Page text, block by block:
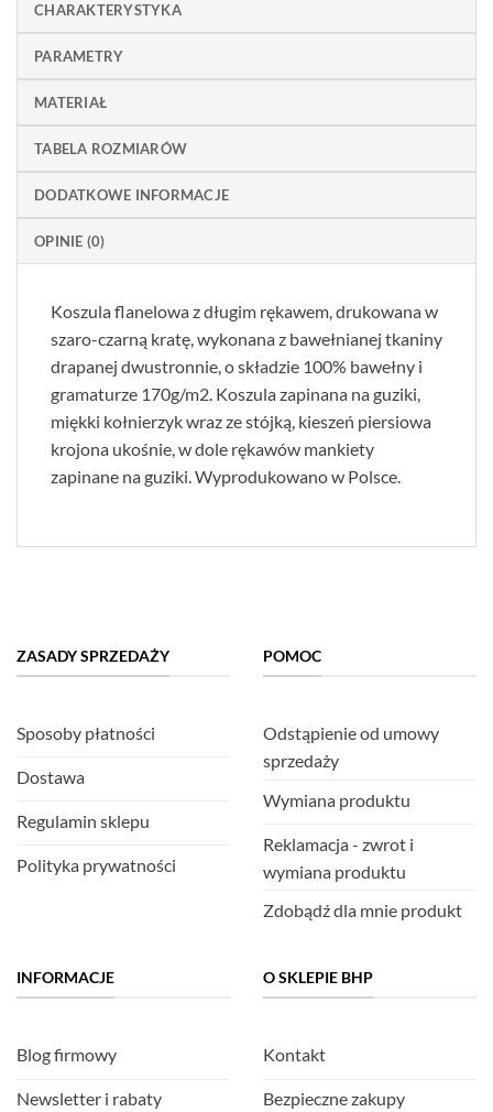
CHARAKTERYSTYKA
PARAMETRY
MATERIAŁ
TABELA ROZMIARÓW
DODATKOWE INFORMACJE
OPINIE (0)
Koszula flanelowa z długim rękawem, drukowana w
szaro-czarną kratę, wykonana z bawełnianej tkaniny
drapanej dwustronnie, o składzie 100% bawełny i
gramaturze 170g/m2. Koszula zapinana na guziki,
miękki kołnierzyk wraz ze stójką, kieszeń piersiowa
krojona ukośnie, w dole rękawów mankiety
zapinane na guziki. Wyprodukowano w Polsce.
ZASADY SPRZEDAŻY
Sposoby płatności
Dostawa
Regulamin sklepu
Polityka prywatności
POMOC
Odstąpienie od umowy
sprzedaży
Wymiana produktu
Reklamacja - zwrot i
wymiana produktu
Zdobądź dla mnie produkt
INFORMACJE
Blog firmowy
Newsletter i rabaty
O SKLEPIE BHP
Kontakt
Bezpieczne zakupy